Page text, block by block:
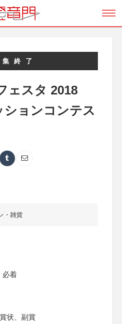
集終了
ェスタ 2018
ションコンテス
・雑貨
必着
状、副賞